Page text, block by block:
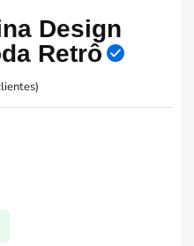
Design
Retrô